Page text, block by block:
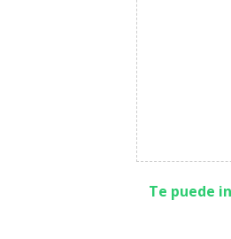
Te puede